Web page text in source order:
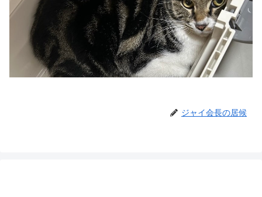
ジャイ会長の居候